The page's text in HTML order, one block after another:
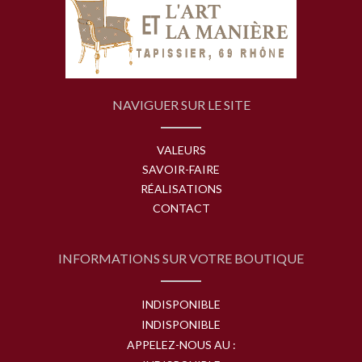
NAVIGUER SUR LE SITE
VALEURS
SAVOIR-FAIRE
RÉALISATIONS
CONTACT
INFORMATIONS SUR VOTRE BOUTIQUE
INDISPONIBLE
INDISPONIBLE
APPELEZ-NOUS AU :